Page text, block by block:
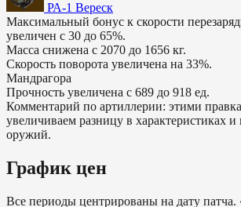
РА-1 Вереск
Максимальный бонус к скорости
увеличен с 30 до 65%.
Масса снижена с 2070 до 1656 кг.
Скорость поворота увеличена на 33%.
Мандрагора
Прочность увеличена с 689 до 918 ед.
Комментарий по артиллерии: этими
увеличиваем разницу в характеристиках и
оружий.
График цен
Все периоды центрированы на дату